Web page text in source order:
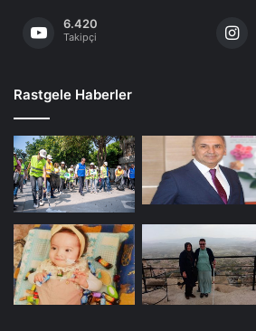
6.420
Takipçi
Rastgele Haberler